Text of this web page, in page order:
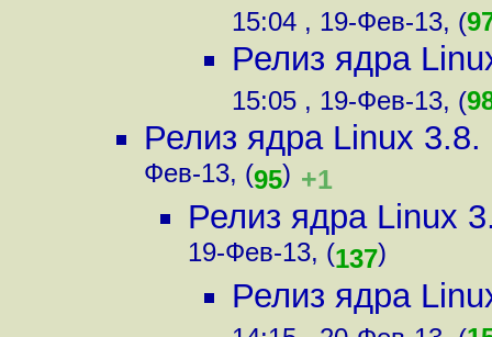
15:04 , 19-Фев-13, (
Релиз ядра
15:05 , 19-Фев-13, (
Релиз ядра Linux
Фев-13, (95) +1
Релиз ядра Linux
19-Фев-13, (137)
Релиз ядра